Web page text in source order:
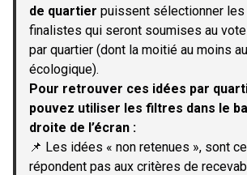
de quartier puissent sélectionner
finalistes qui seront soumises au
par quartier (dont la moitié au moins
écologique).
Pour retrouver ces idées par
pouvez utiliser les filtres dans le
droite de l’écran :
📌 Les idées « non retenues », sont
répondent pas aux critères de